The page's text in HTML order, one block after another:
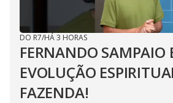
DO R7/HÁ 3 HORAS
FERNANDO SAMPAIO
EVOLUÇÃO
FAZENDA!